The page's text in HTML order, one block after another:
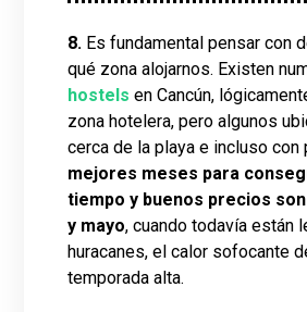
8. Es fundamental pensar con
qué zona alojarnos. Existen
hostels en Cancún,
zona hotelera, pero algunos
cerca de la playa e incluso con
mejores meses para
tiempo y buenos precios
y mayo, cuando todavía están
huracanes, el calor sofocante
temporada alta.